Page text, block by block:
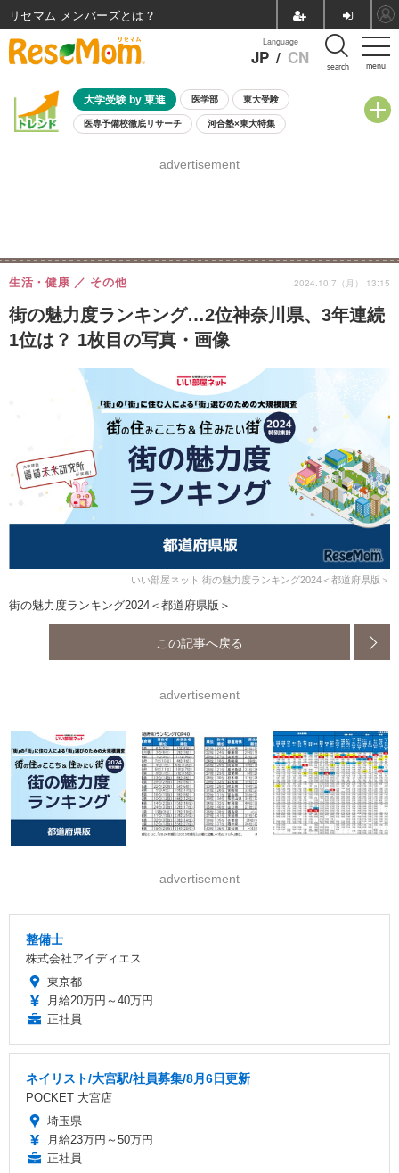
menu
Language
JP / CN search
大学受験 by 東進 医学部 東大受験
医専予備校徹底リサーチ 河合塾×東大特集
8月開催学校説明会・相談会
advertisement
街の魅力度ランキング…2位神奈川県、3年連続
1位は？ 1枚目の写真・画像
生活・健康 その他 2024.10.7（月） 13:15
いい部屋ネット 街の魅力度ランキング2024＜都道府県版＞
街の魅力度ランキング2024＜都道府県版＞
この記事へ戻る
advertisement
advertisement
整備士
株式会社アイディエス
東京都
月給20万円～40万円
正社員
ネイリスト/大宮駅/社員募集/8月6日更新
POCKET 大宮店
埼玉県
月給23万円～50万円
正社員
リセマム メンバーズ